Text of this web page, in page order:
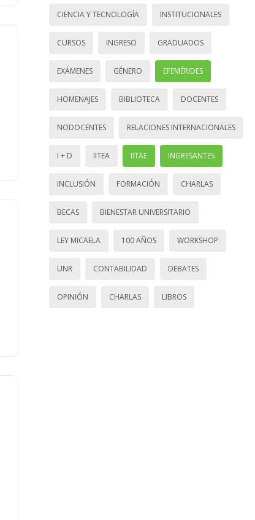
CIENCIA Y TECNOLOGÍA INSTITUCIONALES
CURSOS INGRESO GRADUADOS
EXÁMENES GÉNERO EFEMÉRIDES
HOMENAJES BIBLIOTECA DOCENTES
NODOCENTES RELACIONES INTERNACIONALES
I + D IITEA IITAE INGRESANTES
INCLUSIÓN FORMACIÓN CHARLAS
BECAS BIENESTAR UNIVERSITARIO
LEY MICAELA 100 AÑOS WORKSHOP
UNR CONTABILIDAD DEBATES
OPINIÓN CHARLAS LIBROS